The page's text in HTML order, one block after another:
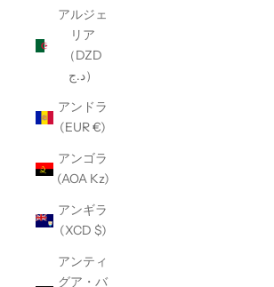
アルジェ
リア
（DZD
د.ج）
アンドラ
(EUR €)
アンゴラ
(AOA Kz)
アンギラ
(XCD $)
アンティ
グア・バ